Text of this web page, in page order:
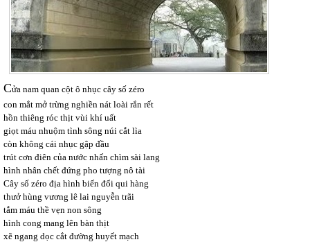
Cửa nam quan cột ô nhục cây số zéro
con mắt mở trừng nghiền nát loài rắn rết
hồn thiêng róc thịt vùi khí uất
giọt máu nhuộm tình sông núi cắt lìa
còn không cái nhục gập đầu
trút cơn điên của nước nhấn chìm sài lang
hình nhân chết đứng pho tượng nô tài
Cây số zéro địa hình biến đổi qui hàng
thưở hùng vương lê lai nguyễn trãi
tắm máu thề vẹn non sông
hình cong mang lên bàn thịt
xẽ ngang dọc cắt đường huyết mạch